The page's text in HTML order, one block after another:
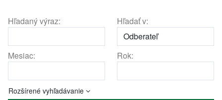
Hľadaný výraz: Hľadať v:
Mesiac: Rok:
Rozšírené vyhľadávanie